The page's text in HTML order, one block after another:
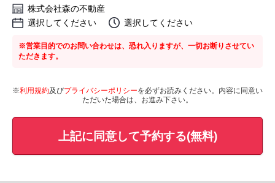
株式会社森の不動産
選択してください
選択してください
※営業目的でのお問い合わせは、恐れ入りますが、一切お断りさせてい
ただきます。
※利用規約及びプライバシーポリシーを必ずお読みください。内容に同意い
ただいた場合は、お進み下さい。
上記に同意して予約する(無料)